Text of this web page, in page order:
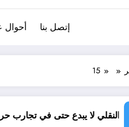
إتصل بنا أحوال
15
في تجارب حركات التحرر الوطني06 وفيات و إصابة